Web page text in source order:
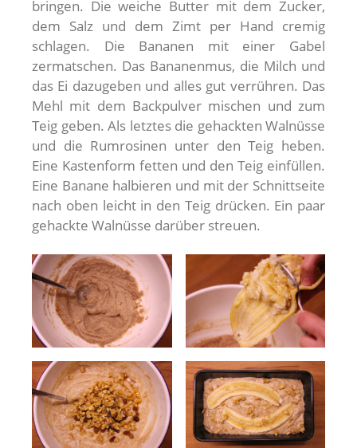
bringen. Die weiche Butter mit dem Zucker,
dem Salz und dem Zimt per Hand cremig
schlagen. Die Bananen mit einer Gabel
zermatschen. Das Bananenmus, die Milch und
das Ei dazugeben und alles gut verrühren. Das
Mehl mit dem Backpulver mischen und zum
Teig geben. Als letztes die gehackten Walnüsse
und die Rumrosinen unter den Teig heben.
Eine Kastenform fetten und den Teig einfüllen.
Eine Banane halbieren und mit der Schnittseite
nach oben leicht in den Teig drücken. Ein paar
gehackte Walnüsse darüber streuen.